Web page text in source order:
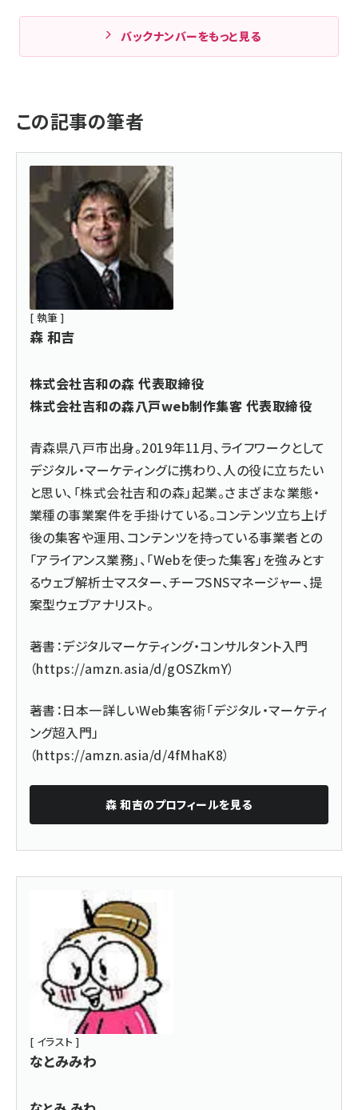
バックナンバーをもっと見る
この記事の筆者
[ 執筆 ]
森 和吉
株式会社吉和の森 代表取締役
株式会社吉和の森八戸web制作集客 代表取締役
青森県八戸市出身。2019年11月、ライフワークとして
デジタル・マーケティングに携わり、人の役に立ちたい
と思い、「株式会社吉和の森」起業。さまざまな業態・
業種の事業案件を手掛けている。コンテンツ立ち上げ
後の集客や運用、コンテンツを持っている事業者との
「アライアンス業務」、「Webを使った集客」を強みとす
るウェブ解析士マスター、チーフSNSマネージャー、提
案型ウェブアナリスト。
著書：デジタルマーケティング・コンサルタント入門
（https://amzn.asia/d/gOSZkmY）
著書：日本一詳しいWeb集客術「デジタル・マーケティ
ング超入門」
（https://amzn.asia/d/4fMhaK8）
森 和吉のプロフィールを見る
[ イラスト ]
なとみみわ